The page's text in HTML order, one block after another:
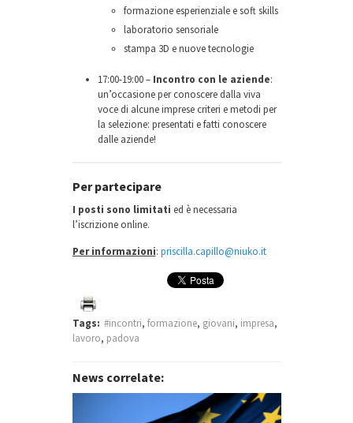
formazione esperienziale e soft skills
laboratorio sensoriale
stampa 3D e nuove tecnologie
17:00-19:00 – Incontro con le aziende:
un’occasione per conoscere dalla viva
voce di alcune imprese criteri e metodi per
la selezione: presentati e fatti conoscere
dalle aziende!
Per partecipare
I posti sono limitati ed è necessaria
l’iscrizione online.
Per informazioni: priscilla.capillo@niuko.it
Tags: #incontri, formazione, giovani, impresa,
lavoro, padova
News correlate: